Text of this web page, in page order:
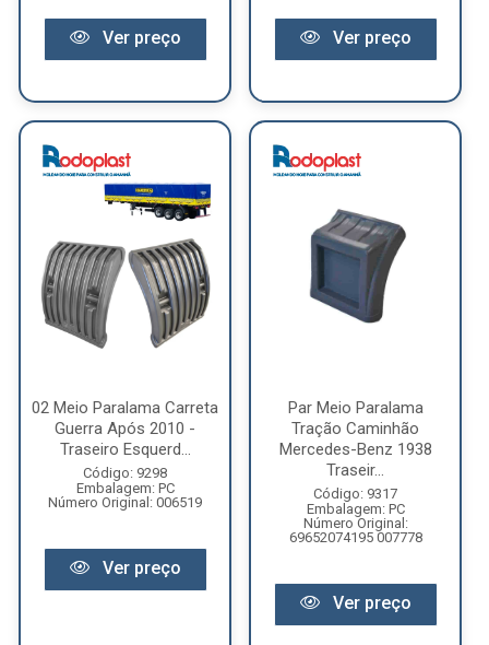
Ver preço Ver preço
02 Meio Paralama Carreta
Guerra Após 2010 -
Traseiro Esquerd...
Código: 9298
Embalagem: PC
Número Original: 006519
Ver preço
Par Meio Paralama
Tração Caminhão
Mercedes-Benz 1938
Traseir...
Código: 9317
Embalagem: PC
Número Original:
69652074195 007778
Ver preço